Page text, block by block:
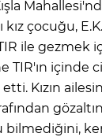
kız çocuğu,
ile gezmek
TIR'ın içinde
Kızın
bilmediğini,